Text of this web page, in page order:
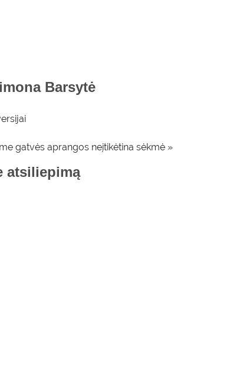
Barsytė
gatvės aprangos neįtikėtina sėkmė »
atsiliepimą